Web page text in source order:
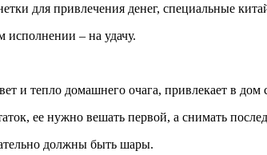
для привлечения денег, специальные
– на удачу.
и тепло домашнего очага, привлекает в дом
ее нужно вешать первой, а снимать
должны быть шары.